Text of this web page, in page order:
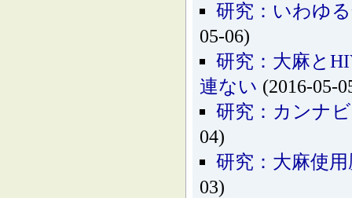
研究：いわゆ
05-06)
研究：大麻と
連ない (2016-05-
研究：カンナ
04)
研究：大麻使
03)